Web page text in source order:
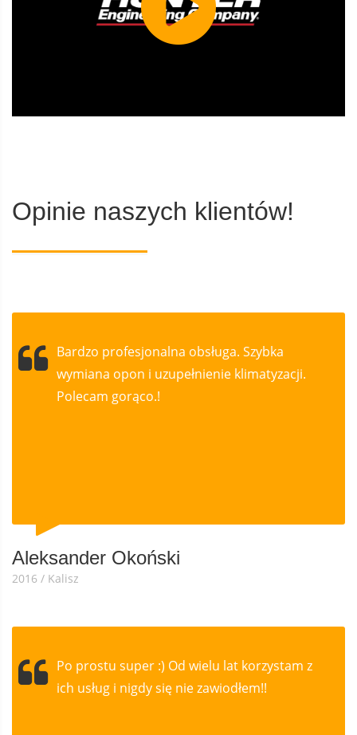
Opinie naszych klientów!
Bardzo profesjonalna obsługa. Szybka
wymiana opon i uzupełnienie klimatyzacji.
Polecam gorąco.!
Aleksander Okoński
2016 / Kalisz
Po prostu super :) Od wielu lat korzystam z
ich usług i nigdy się nie zawiodłem!!